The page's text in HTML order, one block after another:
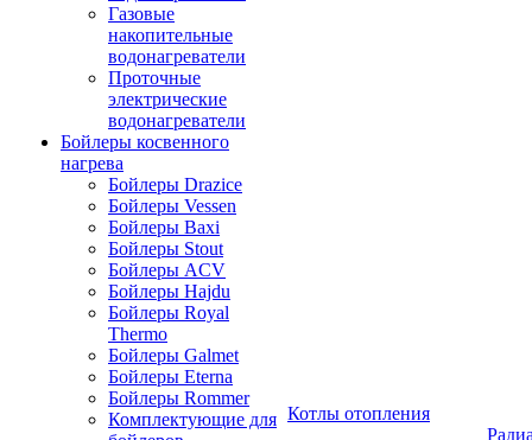
Газовые
накопительные
водонагреватели
Проточные
электрические
водонагреватели
Бойлеры косвенного
нагрева
Бойлеры Drazice
Бойлеры Vessen
Бойлеры Baxi
Бойлеры Stout
Бойлеры ACV
Бойлеры Hajdu
Бойлеры Royal
Thermo
Бойлеры Galmet
Бойлеры Eterna
Бойлеры Rommer
Комплектующие для Котлы отопления